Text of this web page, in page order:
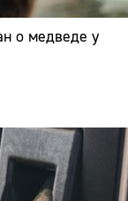
о медведе у